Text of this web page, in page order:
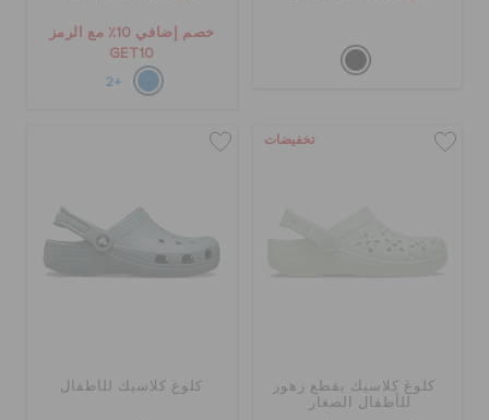
مميز
حالة الطلبية
خصم إضافي 10٪ مع الرمز
GET10
+2
تخفيضات
كلوغ كلاسيك بقطع زهور
للأطفال الصغار
كلوغ كلاسيك للأطفال